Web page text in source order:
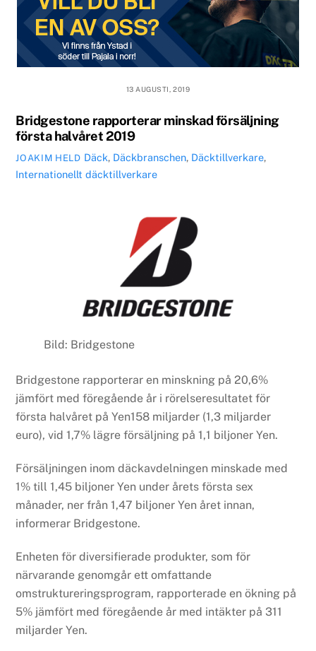
13 AUGUSTI, 2019
Bridgestone rapporterar minskad försäljning
första halvåret 2019
JOAKIM HELD Däck, Däckbranschen, Däcktillverkare,
Internationellt däcktillverkare
Bild: Bridgestone
Bridgestone rapporterar en minskning på 20,6%
jämfört med föregående år i rörelseresultatet för
första halvåret på Yen158 miljarder (1,3 miljarder
euro), vid 1,7% lägre försäljning på 1,1 biljoner Yen.
Försäljningen inom däckavdelningen minskade med
1% till 1,45 biljoner Yen under årets första sex
månader, ner från 1,47 biljoner Yen året innan,
informerar Bridgestone.
Enheten för diversifierade produkter, som för
närvarande genomgår ett omfattande
omstruktureringsprogram, rapporterade en ökning på
5% jämfört med föregående år med intäkter på 311
miljarder Yen.